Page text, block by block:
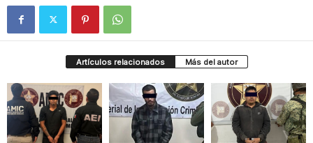
Artículos relacionados Más del autor